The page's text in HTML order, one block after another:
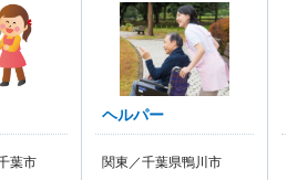
葉市
ヘルパー
関東／千葉県鴨川市